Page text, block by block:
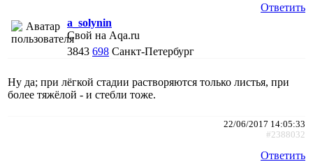
Ответить
a_solynin
Свой на Aqa.ru
3843 698 Санкт-Петербург
Ну да; при лёгкой стадии растворяются только листья, при
более тяжёлой - и стебли тоже.
22/06/2017 14:05:33
#2388032
Ответить